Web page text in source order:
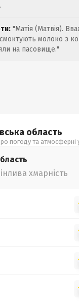
"Матія (Матвія).
молоко з
на пасовище."
область
погоду та атмосферні
хмарність